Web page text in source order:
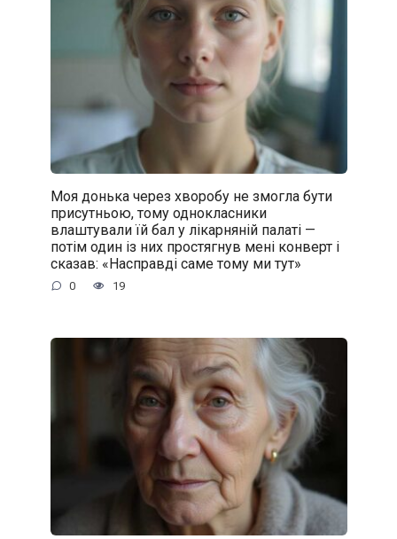
Моя донька через хворобу не змогла бути
присутньою, тому однокласники
влаштували їй бал у лікарняній палаті —
потім один із них простягнув мені конверт і
сказав: «Насправді саме тому ми тут»
0 19